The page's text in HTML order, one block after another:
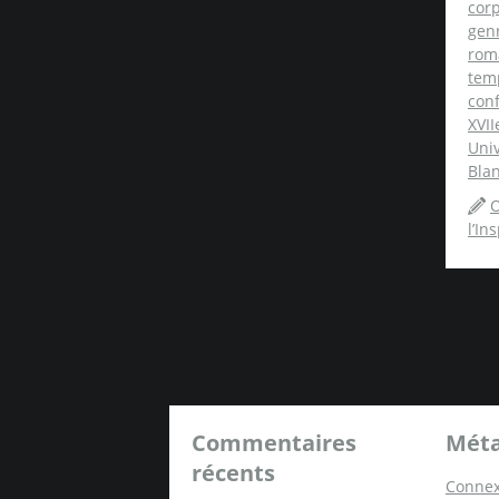
Commentaires
récents